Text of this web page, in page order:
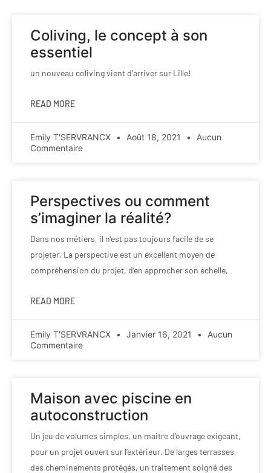
Coliving, le concept à son
essentiel
un nouveau coliving vient d’arriver sur Lille!
READ MORE
Emily T'SERVRANCX Août 18, 2021
Aucun
Commentaire
Perspectives ou comment
s’imaginer la réalité?
Dans nos métiers, il n’est pas toujours facile de se
projeter. La perspective est un excellent moyen de
compréhension du projet, d’en approcher son échelle,
READ MORE
Emily T'SERVRANCX Janvier 16, 2021
Aucun
Commentaire
Maison avec piscine en
autoconstruction
Un jeu de volumes simples, un maitre d’ouvrage exigeant,
pour un projet ouvert sur l’extérieur. De larges terrasses,
des cheminements protégés, un traitement soigné des